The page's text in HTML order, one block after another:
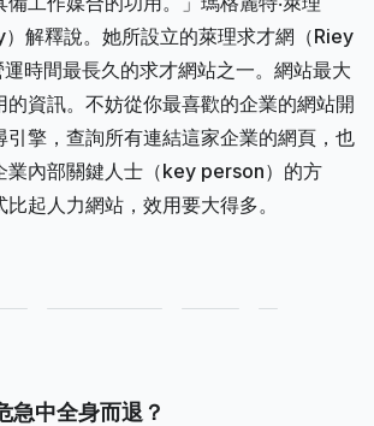
）解釋說。她所設立的萊理求才網（Riey
時間最長久的求才網站之一。網站最大
的資訊。不妨從你最喜歡的企業的網站開
引擎，查詢所有連結這家企業的網頁，也
業內部關鍵人士（key person）的方
起人力網站，效用要大得多。
急中全身而退？